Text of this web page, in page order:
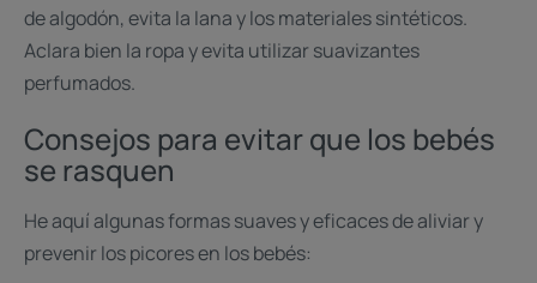
de algodón, evita la lana y los materiales sintéticos.
Aclara bien la ropa y evita utilizar suavizantes
perfumados.
Consejos para evitar que los bebés
se rasquen
He aquí algunas formas suaves y eficaces de aliviar y
prevenir los picores en los bebés: